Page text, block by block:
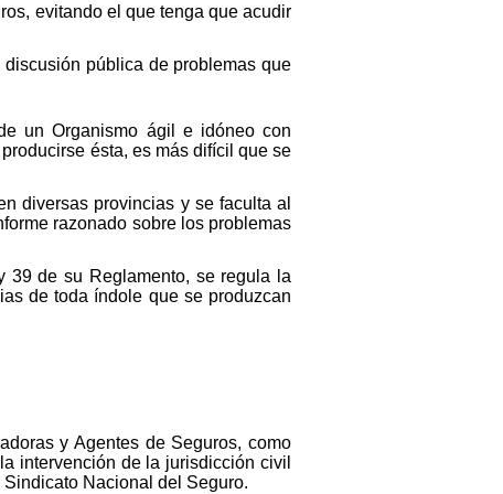
evitando el que tenga que acudir
pública de problemas que
un Organismo ágil e idóneo con
ésta, es más difícil que se
diversas provincias y se faculta al
razonado sobre los problemas
39 de su Reglamento, se regula la
de toda índole que se produzcan
y Agentes de Seguros, como
intervención de la jurisdicción civil
Nacional del Seguro.